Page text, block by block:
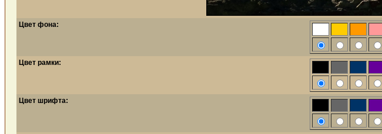
Цвет фона:
Цвет рамки:
Цвет шрифта: